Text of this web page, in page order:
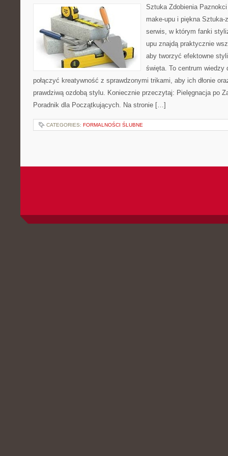
Sztuka Zdobienia
make-upu i piękna Sztuka-
serwis, w którym fanki
upu znajdą praktycznie
aby tworzyć efektowne
święta. To centrum wiedzy
połączyć kreatywność z sprawdzonymi trikami, aby ich dłonie
prawdziwą ozdobą stylu. Koniecznie przeczytaj: Pielęgnacja po
Poradnik dla Początkujących. Na stronie […]
CATEGORIES: FORMALNOŚCI ŚLUBNE